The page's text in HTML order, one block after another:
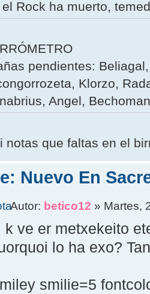
el Rock ha muerto,
pendientes:
Klorzo,
Angel,
notas que faltas en el
Nuevo En
Autor: betico12 » Martes,
k ve er metxekeito
lo ha exo?
smilie=5